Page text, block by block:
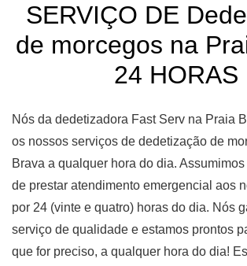
SERVIÇO DE
de morcegos na
24 HORAS
Nós da dedetizadora Fast Serv na Praia
os nossos serviços de dedetização de
Brava a qualquer hora do dia.
de prestar atendimento emergencial aos
por 24 (vinte e quatro) horas do dia. Nós
serviço de qualidade e estamos prontos
que for preciso, a qualquer hora do dia!